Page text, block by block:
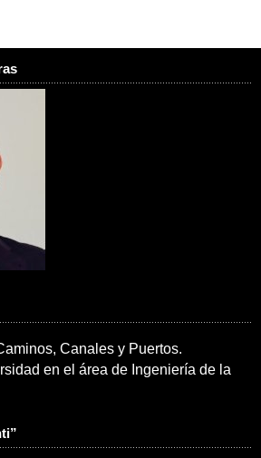
Canales y Puertos.
en el área de Ingeniería de la